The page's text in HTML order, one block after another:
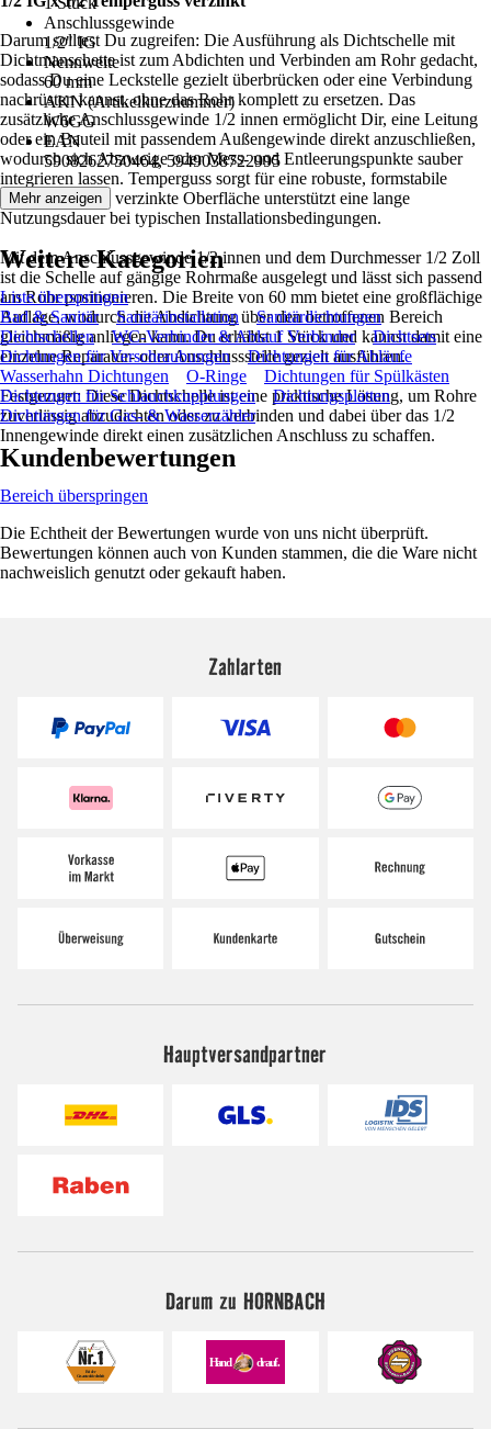
Anschlussgewinde
1/2" IG
Nennweite
60 mm
AKN (Artikelkurznummer)
W6GG
EAN
5908262750464, 5949038722995
Darum solltest Du zugreifen: Die Ausführung als Dichtschelle mit
Dichtmanschette ist zum Abdichten und Verbinden am Rohr gedacht,
sodass Du eine Leckstelle gezielt überbrücken oder eine Verbindung
nachrüsten kannst, ohne das Rohr komplett zu ersetzen. Das
zusätzliche Anschlussgewinde 1/2 innen ermöglicht Dir, eine Leitung
oder ein Bauteil mit passendem Außengewinde direkt anzuschließen,
wodurch sich Abzweige oder Mess- und Entleerungspunkte sauber
integrieren lassen. Temperguss sorgt für eine robuste, formstabile
Schelle, und die verzinkte Oberfläche unterstützt eine lange
Nutzungsdauer bei typischen Installationsbedingungen.
Mit dem Anschlussgewinde 1/2 innen und dem Durchmesser 1/2 Zoll
ist die Schelle auf gängige Rohrmaße ausgelegt und lässt sich passend
am Rohr positionieren. Die Breite von 60 mm bietet eine großflächige
Auflage, wodurch die Abdichtung über den betroffenen Bereich
gleichmäßig anliegen kann. Du erhältst 1 Stück und kannst damit eine
einzelne Reparatur- oder Anschlussstelle gezielt ausführen.
Festgezurrt: Diese Dichtschelle ist eine praktische Lösung, um Rohre
zuverlässig abzudichten oder zu verbinden und dabei über das 1/2
Innengewinde direkt einen zusätzlichen Anschluss zu schaffen.
Mehr anzeigen
Weitere Kategorien
Liste überspringen
Bad & Sanitär
Sanitärinstallation
Sanitärdichtungen
Dichtschellen
WC-Verbinder & Ablauf Verbinder
Dichtsets
Dichtungen für Verschraubungen
Dichtungen für Abläufe
Wasserhahn Dichtungen
O-Ringe
Dichtungen für Spülkästen
Dichtungen für Schlauchkupplungen
Dichtungsplatten
Dichtungen für Gas- & Wasserzähler
Kundenbewertungen
Bereich überspringen
Die Echtheit der Bewertungen wurde von uns nicht überprüft.
Bewertungen können auch von Kunden stammen, die die Ware nicht
nachweislich genutzt oder gekauft haben.
Zahlarten
Hauptversandpartner
Darum zu HORNBACH